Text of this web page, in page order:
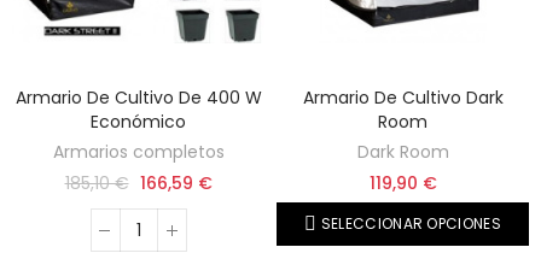
Armario De Cultivo De 400 W
Económico
Armarios completos
185,10 € 166,59 €
Armario De Cultivo Dark
Room
Dark Room
119,90 €
SELECCIONAR OPCIONES